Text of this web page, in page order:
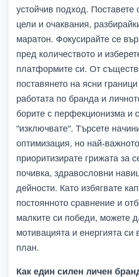
устойчив подход. Поставете
цели и очаквания,
маратон. Фокусирайте се
пред количеството и
платформите си. От
поставянето на ясни
работата по бранда и
борите с перфекционизма и
"изключвате". Търсете
оптимизация, но най-
приоритизирате грижата за
почивка, здравословни
дейности. Като избягвате
постоянното сравнение и
малките си победи, можете
мотивацията и енергията си
план.
Как един силен личен